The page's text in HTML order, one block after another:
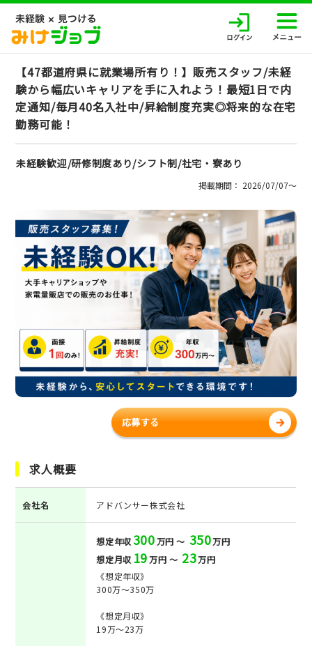
【47都道府県に就業場所有り！】販売スタッフ/未経
験から幅広いキャリアを手に入れよう！最短1日で内
定通知/毎月40名入社中/昇給制度充実◎将来的な在宅
勤務可能！
未経験歓迎/研修制度あり/シフト制/社宅・寮あり
掲載期間： 2026/07/07〜
応募する
求人概要
会社名 アドバンサー株式会社
想定年収300万円 ～ 350万円
想定月収 19万円 ～ 23万円
《想定年収》
300万～350万
《想定月収》
19万～23万